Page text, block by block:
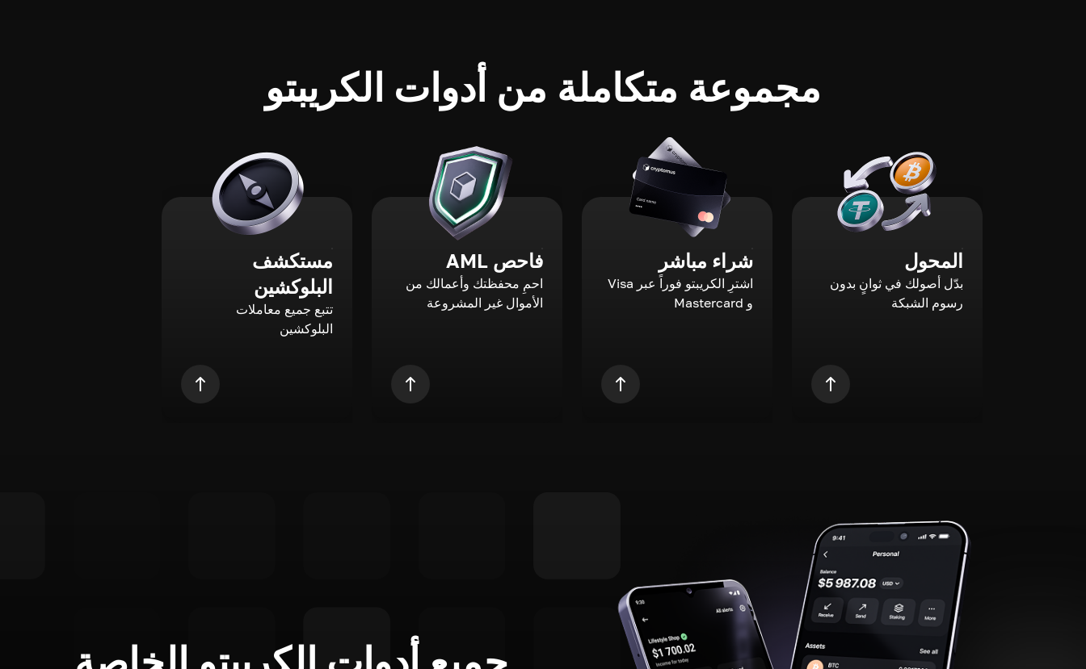
مجموعة متكاملة من أدوات الكريبتو
المحول
بدّل أصولك في ثوانٍ بدون
رسوم الشبكة
شراء مباشر
اشترِ الكريبتو فوراً عبر Visa
و Mastercard
فاحص AML
احمِ محفظتك وأعمالك من
الأموال غير المشروعة
مستكشف
البلوكشين
تتبع جميع معاملات
البلوكشين